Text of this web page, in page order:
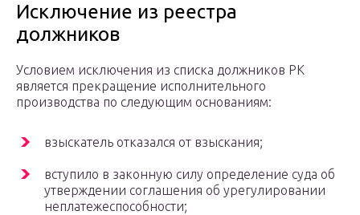
Исключение из реестра
должников
Условием исключения из списка должников РК
является прекращение исполнительного
производства по следующим основаниям:
взыскатель отказался от взыскания;
вступило в законную силу определение суда об
утверждении соглашения об урегулировании
неплатежеспособности;